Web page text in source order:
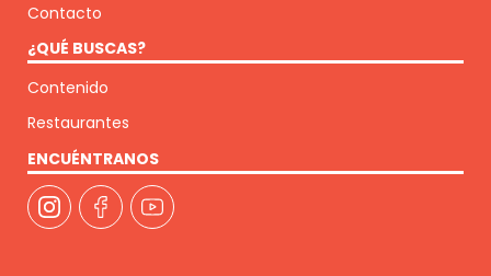
Contacto
¿QUÉ BUSCAS?
Contenido
Restaurantes
ENCUÉNTRANOS